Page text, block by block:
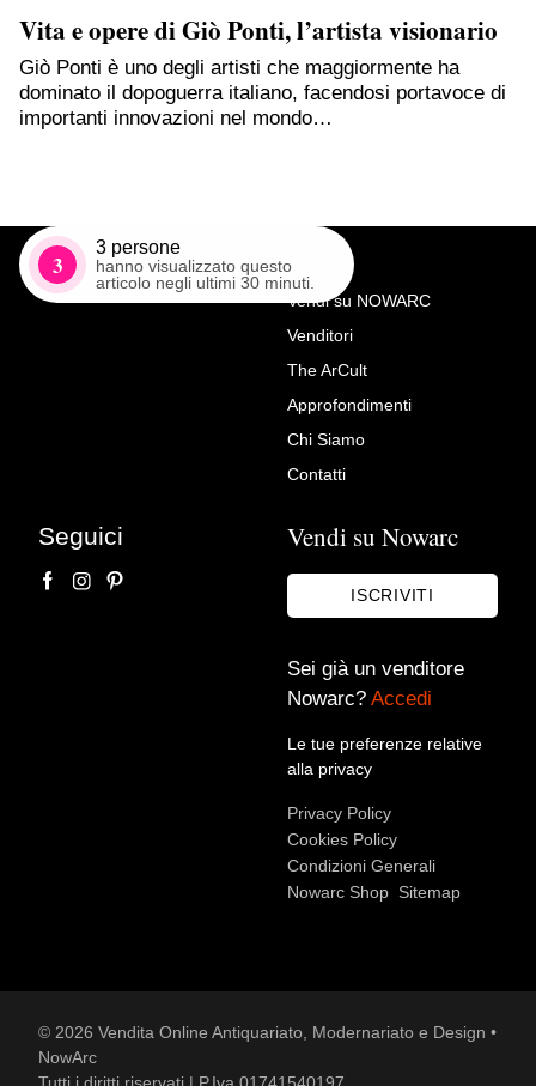
Vita e opere di Giò Ponti, l’artista visionario
Giò Ponti è uno degli artisti che maggiormente ha
dominato il dopoguerra italiano, facendosi portavoce di
importanti innovazioni nel mondo…
3
3 persone
hanno visualizzato questo
articolo negli ultimi 30 minuti.
Richiedi Maggiori Info su
Pier Francesco Mola
(Coldrerio, 9 febbraio 1612 –
Roma, 13 maggio 1666),
Vendi su NOWARC
Venditori
The ArCult
Approfondimenti
Chi Siamo
Contatti
Seguici Vendi su Nowarc
ISCRIVITI
Sei già un venditore
Nowarc? Accedi
Le tue preferenze relative
alla privacy
Privacy Policy
Cookies Policy
Condizioni Generali
Nowarc Shop Sitemap
© 2026 Vendita Online Antiquariato, Modernariato e Design •
NowArc
Tutti i diritti riservati | P.Iva 01741540197